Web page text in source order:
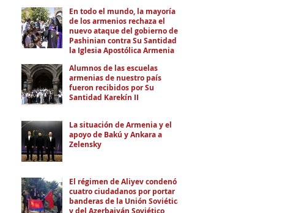
En todo el mundo, la mayoría
de los armenios rechaza el
nuevo ataque del gobierno de
Pashinian contra Su Santidad y
la Iglesia Apostólica Armenia
Alumnos de las escuelas
armenias de nuestro país
fueron recibidos por Su
Santidad Karekín II
La situación de Armenia y el
apoyo de Bakú y Ankara a
Zelensky
El régimen de Aliyev condenó a
cuatro ciudadanos por portar
banderas de la Unión Soviética
y del Azerbaiyán Soviético